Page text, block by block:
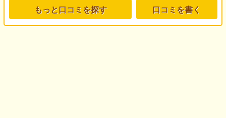
もっと口コミを探す 口コミを書く